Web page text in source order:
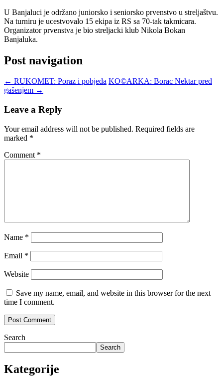
U Banjaluci je održano juniorsko i seniorsko prvenstvo u streljaštvu.
Na turniru je ucestvovalo 15 ekipa iz RS sa 70-tak takmicara.
Organizator prvenstva je bio streljacki klub Nikola Bokan
Banjaluka.
Post navigation
← RUKOMET: Poraz i pobjeda KO©ARKA: Borac Nektar pred
gašenjem →
Leave a Reply
Your email address will not be published. Required fields are
marked *
Comment *
Name *
Email *
Website
Save my name, email, and website in this browser for the next
time I comment.
Search
Search
Kategorije